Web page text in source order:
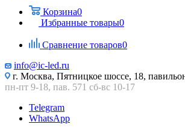
Корзина0
Избранные товары0
Сравнение товаров0
info@ic-led.ru
г. Москва, Пятницкое шоссе, 18,
пн-пт 9-18, пав. 571 сб-вс 10-17
Telegram
WhatsApp